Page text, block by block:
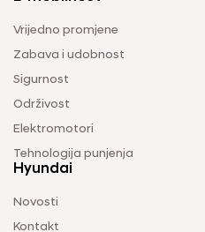
Vrijedno promjene
Zabava i udobnost
Sigurnost
Održivost
Elektromotori
Tehnologija punjenja
Hyundai
Novosti
Kontakt